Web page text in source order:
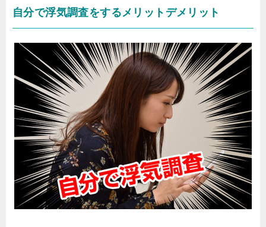
自分で浮気調査をするメリットデメリット